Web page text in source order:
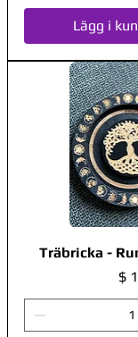
Lägg i
Träbricka -
$